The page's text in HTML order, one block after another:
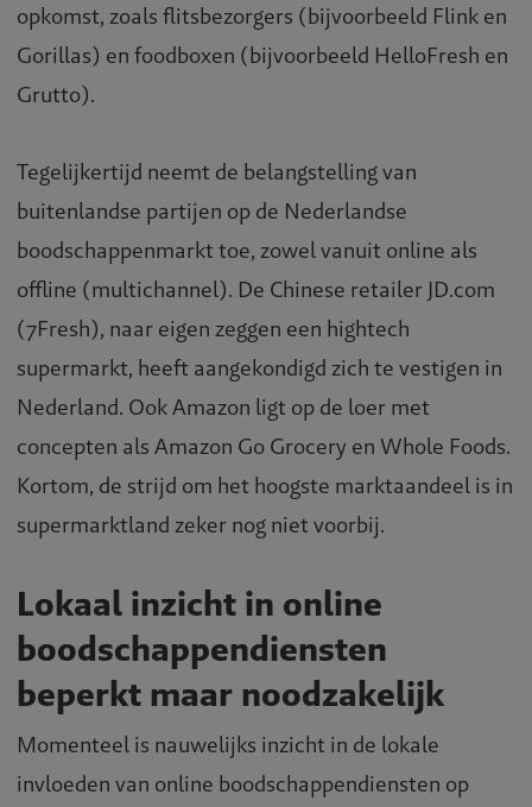
opkomst, zoals flitsbezorgers (bijvoorbeeld Flink en
Gorillas) en foodboxen (bijvoorbeeld HelloFresh en
Grutto).
Tegelijkertijd neemt de belangstelling van
buitenlandse partijen op de Nederlandse
boodschappenmarkt toe, zowel vanuit online als
offline (multichannel). De Chinese retailer JD.com
(7Fresh), naar eigen zeggen een hightech
supermarkt, heeft aangekondigd zich te vestigen in
Nederland. Ook Amazon ligt op de loer met
concepten als Amazon Go Grocery en Whole Foods.
Kortom, de strijd om het hoogste marktaandeel is in
supermarktland zeker nog niet voorbij.
Lokaal inzicht in online
boodschappendiensten
beperkt maar noodzakelijk
Momenteel is nauwelijks inzicht in de lokale
invloeden van online boodschappendiensten op